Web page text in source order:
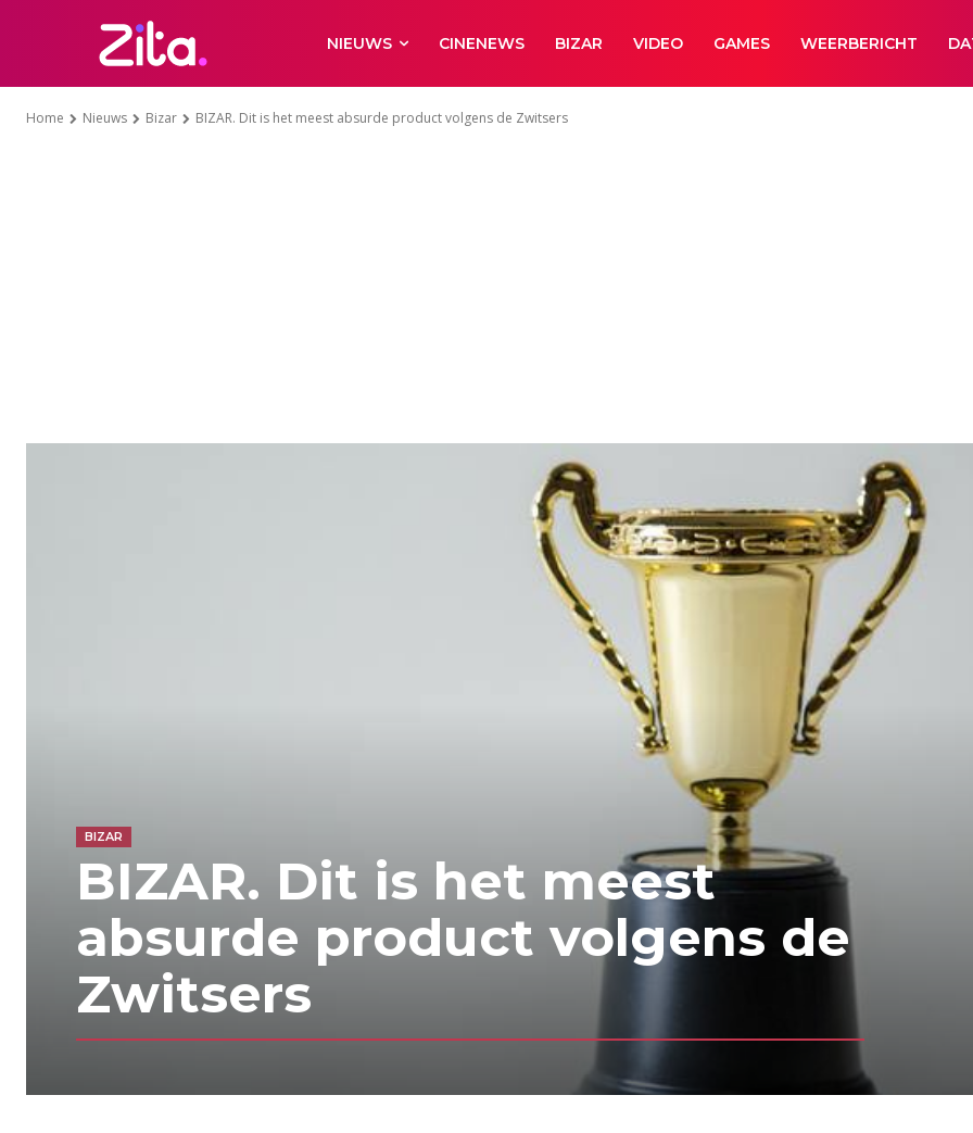
NIEUWS CINENEWS BIZAR VIDEO GAMES WEERBERICHT
Home Nieuws Bizar BIZAR. Dit is het meest absurde product volgens de Zwitsers
BIZAR
BIZAR. Dit is het meest
absurde product volgens de
Zwitsers